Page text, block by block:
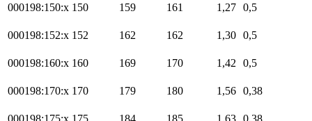
000198:150:x 150 159 161 1,27 0,5
000198:152:x 152 162 162 1,30 0,5
000198:160:x 160 169 170 1,42 0,5
000198:170:x 170 179 180 1,56 0,38
000198:175:x 175 184 185 1,63 0,38